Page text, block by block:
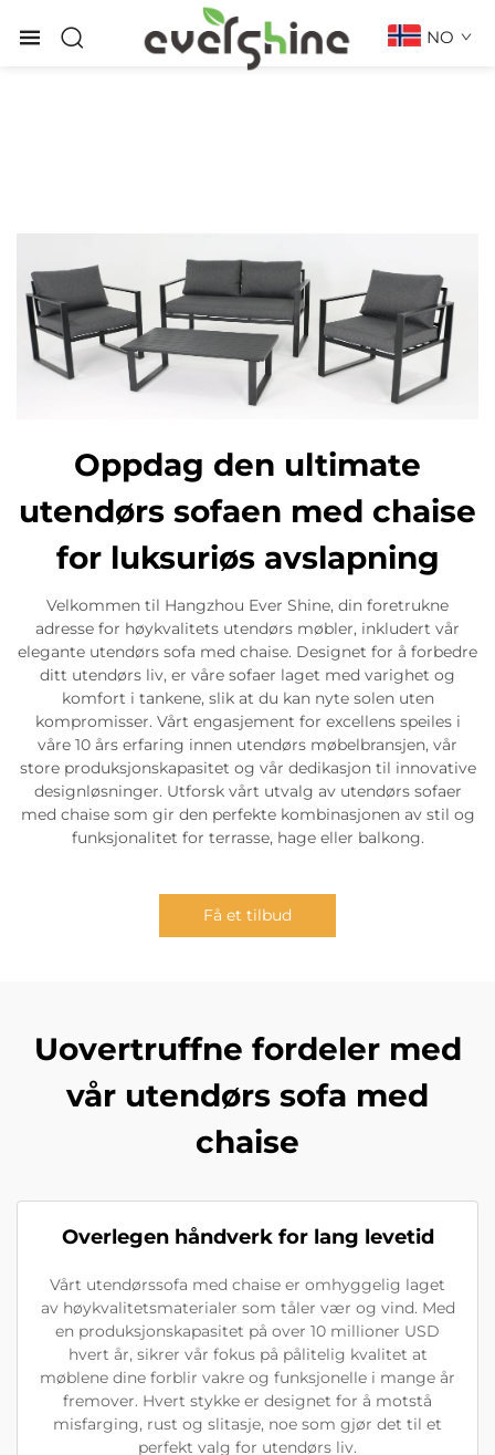
NO
Oppdag den ultimate
utendørs sofaen med chaise
for luksuriøs avslapning
Velkommen til Hangzhou Ever Shine, din foretrukne
adresse for høykvalitets utendørs møbler, inkludert vår
elegante utendørs sofa med chaise. Designet for å forbedre
ditt utendørs liv, er våre sofaer laget med varighet og
komfort i tankene, slik at du kan nyte solen uten
kompromisser. Vårt engasjement for excellens speiles i
våre 10 års erfaring innen utendørs møbelbransjen, vår
store produksjonskapasitet og vår dedikasjon til innovative
designløsninger. Utforsk vårt utvalg av utendørs sofaer
med chaise som gir den perfekte kombinasjonen av stil og
funksjonalitet for terrasse, hage eller balkong.
Få et tilbud
Uovertruffne fordeler med
vår utendørs sofa med
chaise
Overlegen håndverk for lang levetid
Vårt utendørssofa med chaise er omhyggelig laget
av høykvalitetsmaterialer som tåler vær og vind. Med
en produksjonskapasitet på over 10 millioner USD
hvert år, sikrer vår fokus på pålitelig kvalitet at
møblene dine forblir vakre og funksjonelle i mange år
fremover. Hvert stykke er designet for å motstå
misfarging, rust og slitasje, noe som gjør det til et
perfekt valg for utendørs liv.